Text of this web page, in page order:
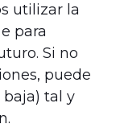
utilizar la
para
Si no
puede
tal y